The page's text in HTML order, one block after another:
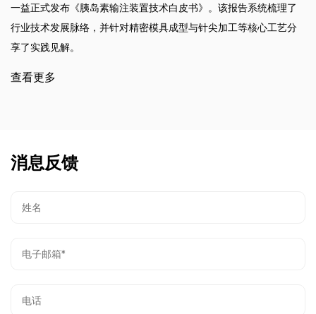
一益正式发布《胰岛素输注装置技术白皮书》。该报告系统梳理了
行业技术发展脉络，并针对精密模具成型与针尖加工等核心工艺分
享了实践见解。
查看更多
消息反馈